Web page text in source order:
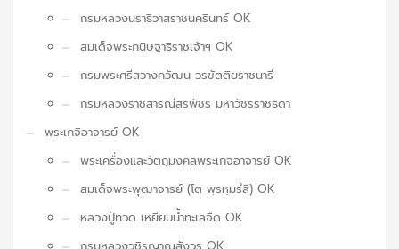
กรมหลวงนราธิวาสราชนครินทร์ OK
สมเด็จพระกนิษฐาธิราชเจ้าฯ OK
กรมพระศรีสวางควัฒน วรขัตติยราชนารี
กรมหลวงราชสาริณีสิริพัชร มหาวัชรราชธิดา
พระเกจิอาจารย์ OK
พระเครื่องและวัตถุมงคลพระเกจิอาจารย์ OK
สมเด็จพระพุฒาจารย์ (โต พฺรหฺมรํสี) OK
หลวงปู่ทวด เหยียบน้ำทะเลจืด OK